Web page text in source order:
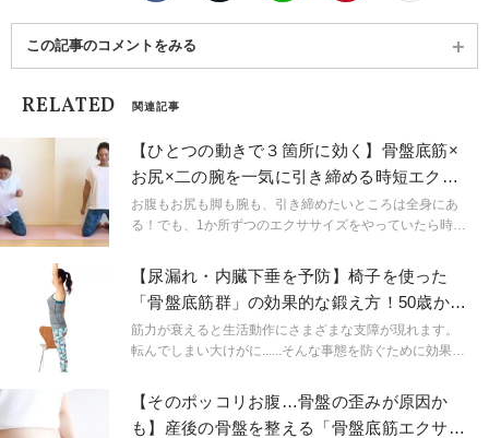
この記事のコメントをみる
RELATED 関連記事
【ひとつの動きで３箇所に効く】骨盤底筋×
お尻×二の腕を一気に引き締める時短エクサ
サイズ
お腹もお尻も脚も腕も、引き締めたいところは全身にあ
る！でも、1か所ずつのエクササイズをやっていたら時間
の筋肉にアプローチできる時短エクサ、今回はお尻周り
と二の腕にフォーカスします！
【尿漏れ・内臓下垂を予防】椅子を使った
「骨盤底筋群」の効果的な鍛え方！50歳から
の筋力UPヨガ
筋力が衰えると生活動作にさまざまな支障が現れます。
転んでしまい大けがに......そんな事態を防ぐために効果的
ガ。健康で動ける体を維持するために今すぐ始めましょ
う!
【そのポッコリお腹…骨盤の歪みが原因か
も】産後の骨盤を整える「骨盤底筋エクササ